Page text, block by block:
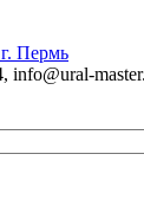
Пермь
info@ural-